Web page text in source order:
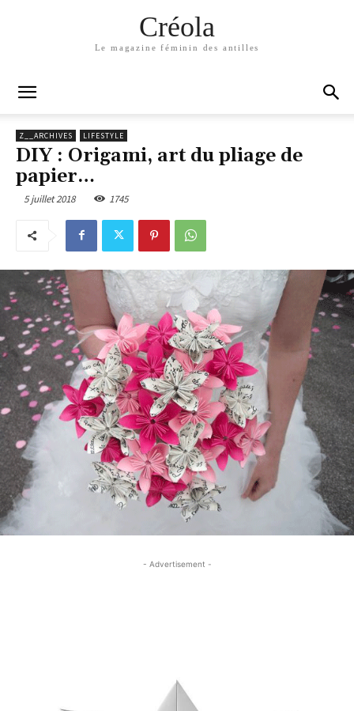
Créola
Le magazine féminin des antilles
Z__ARCHIVES LIFESTYLE
DIY : Origami, art du pliage de
papier…
5 juillet 2018 1745
- Advertisement -